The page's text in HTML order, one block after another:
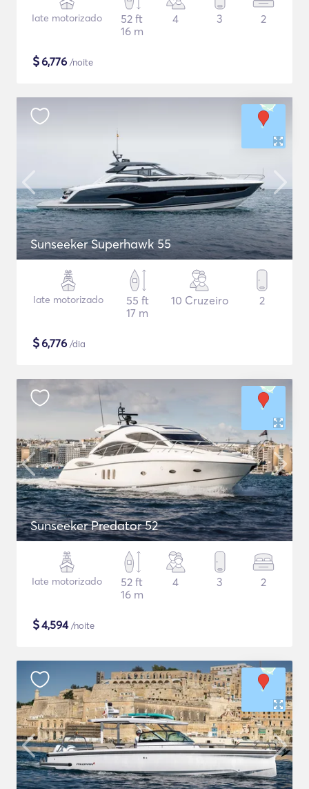
Iate motorizado
52 ft
16 m
4 3 2
$6,776 /noite
Sunseeker Superhawk 55
Iate motorizado
55 ft
17 m
10 Cruzeiro 2
$6,776 /dia
Sunseeker Predator 52
Iate motorizado
52 ft
16 m
4 3 2
$4,594/noite